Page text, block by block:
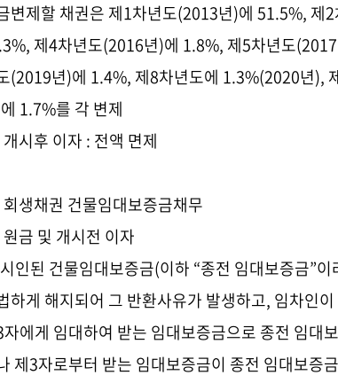
변제할 채권은 제1차년도(2013년)에 51.5%, 제2
제4차년도(2016년)에 1.8%, 제5차년도(2017
(2019년)에 1.4%, 제8차년도에 1.3%(2020년),
에 1.7%를 각 변제
시후 이자 : 전액 면제
회생채권 건물임대보증금채무
금 및 개시전 이자
인된 건물임대보증금(이하 “종전 임대보증금”이
하게 해지되어 그 반환사유가 발생하고, 임차인
자에게 임대하여 받는 임대보증금으로 종전 임대
제3자로부터 받는 임대보증금이 종전 임대보증